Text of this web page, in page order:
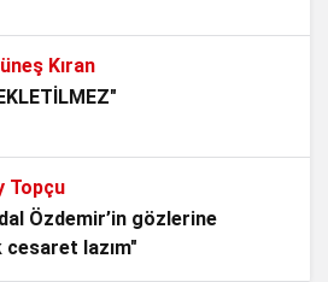
ile Düzülenin oyunu! Akademik
VE GİZLİ
Kıran
Topçu
Özdemir’in gözlerine
cesaret lazım"